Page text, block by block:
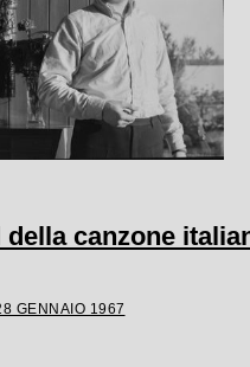
della canzone
GENNAIO 1967